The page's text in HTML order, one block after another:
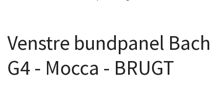
Venstre bundpanel Bach
G4 - Mocca - BRUGT